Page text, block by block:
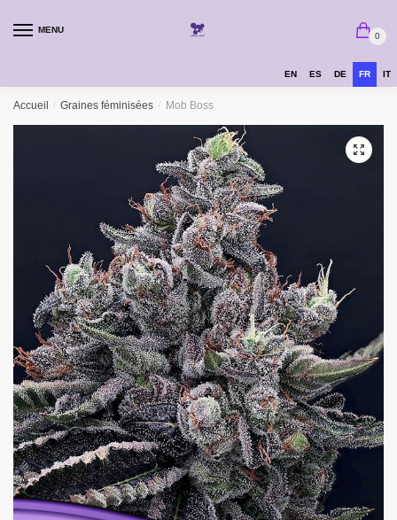
MENU
0
EN ES DE FR IT
Accueil / Graines féminisées / Mob Boss